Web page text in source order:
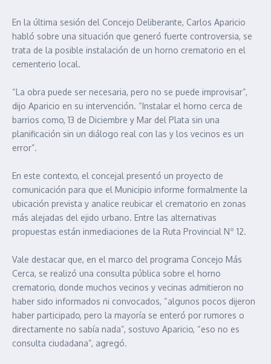
En la última sesión del Concejo Deliberante, Carlos Aparicio
habló sobre una situación que generó fuerte controversia, se
trata de la posible instalación de un horno crematorio en el
cementerio local.
“La obra puede ser necesaria, pero no se puede improvisar”,
dijo Aparicio en su intervención. “Instalar el horno cerca de
barrios como, 13 de Diciembre y Mar del Plata sin una
planificación sin un diálogo real con las y los vecinos es un
error”.
En este contexto, el concejal presentó un proyecto de
comunicación para que el Municipio informe formalmente la
ubicación prevista y analice reubicar el crematorio en zonas
más alejadas del ejido urbano. Entre las alternativas
propuestas están inmediaciones de la Ruta Provincial Nº 12.
Vale destacar que, en el marco del programa Concejo Más
Cerca, se realizó una consulta pública sobre el horno
crematorio, donde muchos vecinos y vecinas admitieron no
haber sido informados ni convocados, “algunos pocos dijeron
haber participado, pero la mayoría se enteró por rumores o
directamente no sabía nada”, sostuvo Aparicio, “eso no es
consulta ciudadana”, agregó.